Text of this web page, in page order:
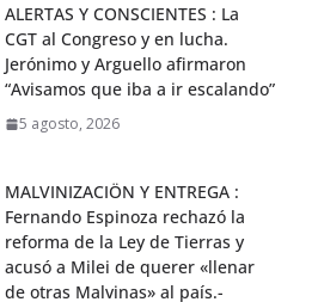
ALERTAS Y CONSCIENTES : La
CGT al Congreso y en lucha.
Jerónimo y Arguello afirmaron
“Avisamos que iba a ir escalando”
5 agosto, 2026
MALVINIZACIÖN Y ENTREGA :
Fernando Espinoza rechazó la
reforma de la Ley de Tierras y
acusó a Milei de querer «llenar
de otras Malvinas» al país.-